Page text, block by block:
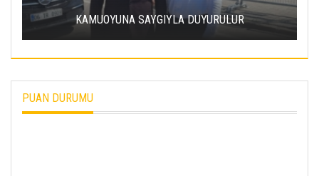
ERCIYES ÜNIVERSITESI’NDE SÜRDÜRÜLEBILIR
ENERJI HAMLESI
PUAN DURUMU